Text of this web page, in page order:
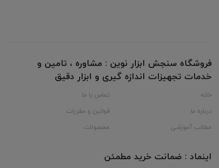
فروشگاه سنجش ابزار نوین : مشاوره ، تامین و
خدمات تجهیزات اندازه گیری و ابزار دقیق
خانه
تماس با ما
درباره ما
قوانین و مقررات
مطالب آموزشی
محصولات
اینماد : ضمانت خرید مطمئن